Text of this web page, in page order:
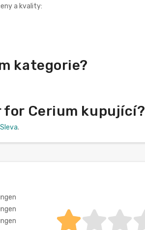
a kvality:
kategorie?
for Cerium kupující?
Sleva.